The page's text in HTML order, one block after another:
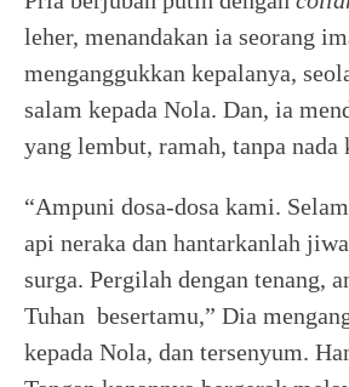
leher, menandakan ia seorang
menganggukkan kepalanya,
salam kepada Nola. Dan, ia
yang lembut, ramah, tanpa nada
“Ampuni dosa-dosa kami.
api neraka dan hantarkanlah
surga. Pergilah dengan tenang,
Tuhan besertamu,” Dia
kepada Nola, dan tersenyum.